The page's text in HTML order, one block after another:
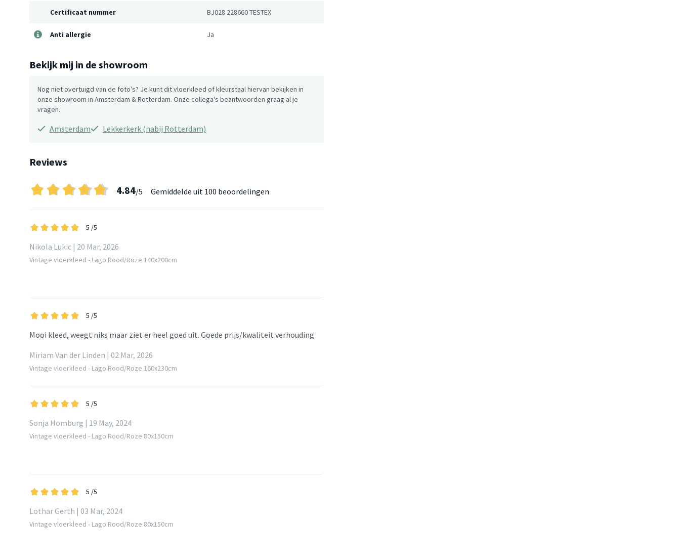
Certificaat nummer BJ028 228660 TESTEX
Anti allergie Ja
Bekijk mij in de showroom
Nog niet overtuigd van de foto’s? Je kunt dit vloerkleed of kleurstaal hiervan bekijken in
onze showroom in Amsterdam & Rotterdam. Onze collega's beantwoorden graag al je
vragen.
Amsterdam Lekkerkerk (nabij Rotterdam)
Reviews
4.84/5 Gemiddelde uit 100 beoordelingen
5 /5
Nikola Lukic | 20 Mar, 2026
Vintage vloerkleed - Lago Rood/Roze 140x200cm
5 /5
Mooi kleed, weegt niks maar ziet er heel goed uit. Goede prijs/kwaliteit verhouding
Miriam Van der Linden | 02 Mar, 2026
Vintage vloerkleed - Lago Rood/Roze 160x230cm
5 /5
Sonja Homburg | 19 May, 2024
Vintage vloerkleed - Lago Rood/Roze 80x150cm
5 /5
Lothar Gerth | 03 Mar, 2024
Vintage vloerkleed - Lago Rood/Roze 80x150cm